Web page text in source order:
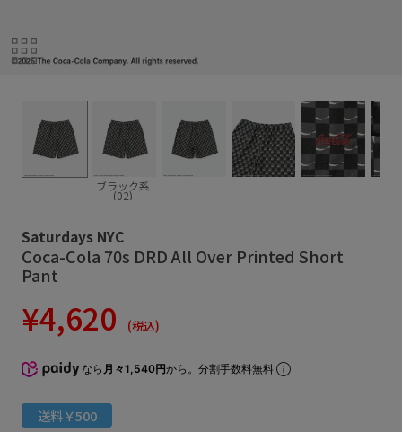
ブラック系
(02)
Saturdays NYC
Coca-Cola 70s DRD All Over Printed Short
Pant
¥4,620 (税込)
なら 月々1,540円から。分割手数料無料
送料￥500